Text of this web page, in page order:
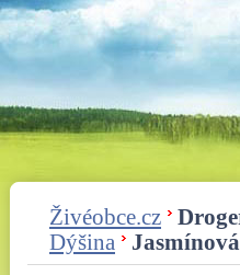
Živéobce.cz
Dýšina
Jasmínová